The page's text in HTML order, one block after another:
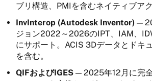
ブリ構造、PMIを含むネイティブアク
InvInterop (Autodesk Inventor) —
ジョン2022～2026のIPT、IAM、
にサポート。ACIS 3Dデータとドキ
を含む。
QIFおよびIGES — 2025年12月に完